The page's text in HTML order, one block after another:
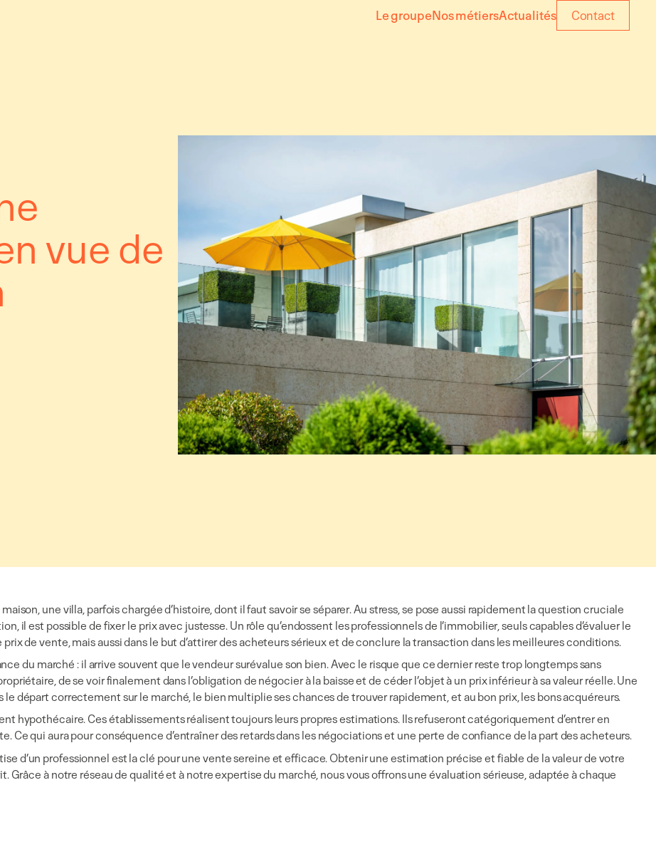
Le groupeNos métiersActualités Contact
vue de
une villa, parfois chargée d’histoire, dont il faut savoir se séparer. Au stress, se pose aussi rapidement la question cruciale
il est possible de fixer le prix avec justesse. Un rôle qu’endossent les professionnels de l’immobilier, seuls capables d’évaluer le
de vente, mais aussi dans le but d’attirer des acheteurs sérieux et de conclure la transaction dans les meilleures conditions.
du marché : il arrive souvent que le vendeur surévalue son bien. Avec le risque que ce dernier reste trop longtemps sans
de se voir finalement dans l’obligation de négocier à la baisse et de céder l’objet à un prix inférieur à sa valeur réelle. Une
départ correctement sur le marché, le bien multiplie ses chances de trouver rapidement, et au bon prix, les bons acquéreurs.
hypothécaire. Ces établissements réalisent toujours leurs propres estimations. Ils refuseront catégoriquement d’entrer en
Ce qui aura pour conséquence d’entraîner des retards dans les négociations et une perte de confiance de la part des acheteurs.
d’un professionnel est la clé pour une vente sereine et efficace. Obtenir une estimation précise et fiable de la valeur de votre
à notre réseau de qualité et à notre expertise du marché, nous vous offrons une évaluation sérieuse, adaptée à chaque